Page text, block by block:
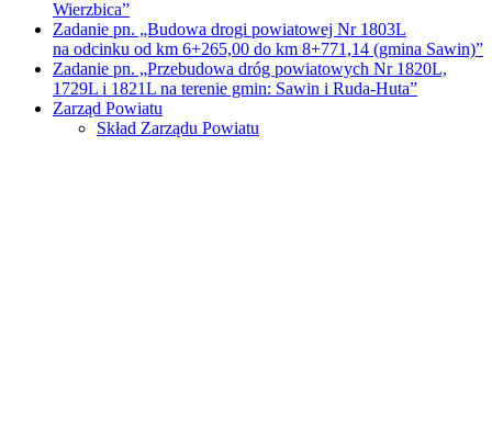
Wierzbica”
Zadanie pn. „Budowa drogi powiatowej Nr 1803L
na odcinku od km 6+265,00 do km 8+771,14 (gmina Sawin)”
Zadanie pn. „Przebudowa dróg powiatowych Nr 1820L,
1729L i 1821L na terenie gmin: Sawin i Ruda-Huta”
Zarząd Powiatu
Skład Zarządu Powiatu